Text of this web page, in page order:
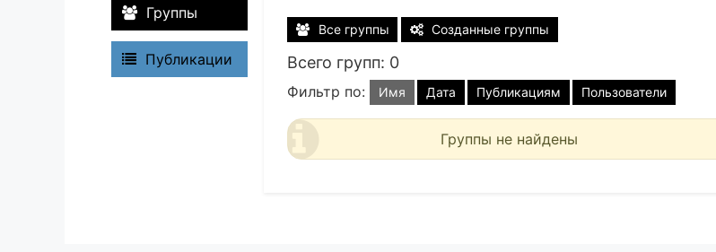
Группы
Публикации
Все группы Созданные группы
Всего групп: 0
Фильтр по: Имя Дата Публикациям Пользователи
Группы не найдены